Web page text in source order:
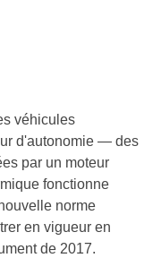
véhicules
d'autonomie — des
par un moteur
fonctionne
norme
en vigueur en
de 2017.